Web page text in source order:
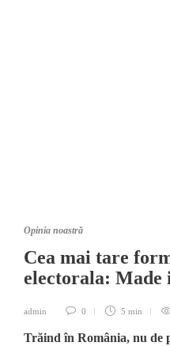
Opinia noastră
Cea mai tare
electorala: Made
admin 0 5 min
Trăind în România, nu de